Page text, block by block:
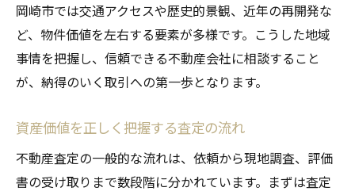
希望価格実現のための不動産査定戦略
高値売却に直結する査定時の工夫点
不動産査定を活かした売却計画の立て方
売却目標に合わせた査定依頼の秘訣
岡崎市では交通アクセスや歴史的景観、近年の再開発な
ど、物件価値を左右する要素が多様です。こうした地域
事情を把握し、信頼できる不動産会社に相談すること
が、納得のいく取引への第一歩となります。
資産価値を正しく把握する査定の流れ
不動産査定の一般的な流れは、依頼から現地調査、評価
書の受け取りまで数段階に分かれています。まずは査定